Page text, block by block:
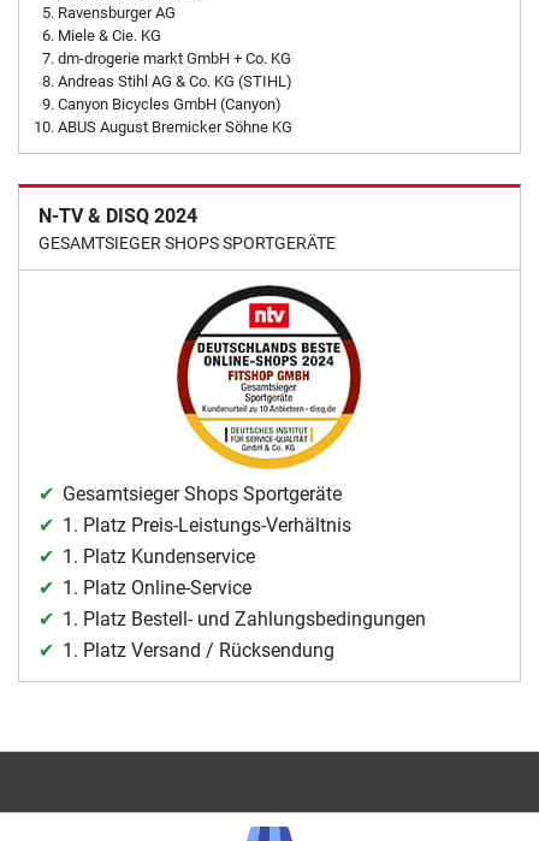
Ravensburger AG
Miele & Cie. KG
dm-drogerie markt GmbH + Co. KG
Andreas Stihl AG & Co. KG (STIHL)
Canyon Bicycles GmbH (Canyon)
ABUS August Bremicker Söhne KG
N-TV & DISQ 2024
GESAMTSIEGER SHOPS SPORTGERÄTE
Gesamtsieger Shops Sportgeräte
1. Platz Preis-Leistungs-Verhältnis
1. Platz Kundenservice
1. Platz Online-Service
1. Platz Bestell- und Zahlungsbedingungen
1. Platz Versand / Rücksendung